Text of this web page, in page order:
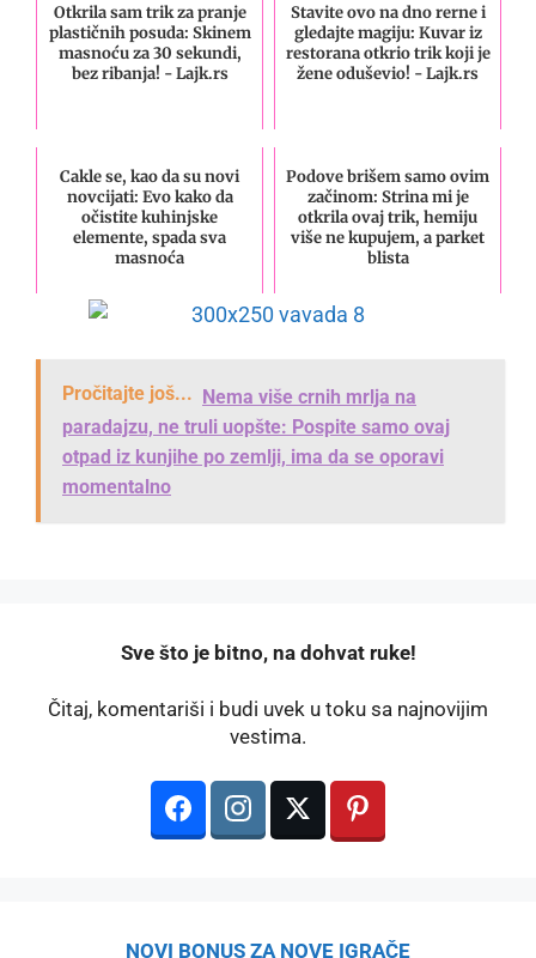
Otkrila sam trik za pranje
plastičnih posuda: Skinem
masnoću za 30 sekundi,
bez ribanja! - Lajk.rs
Stavite ovo na dno rerne i
gledajte magiju: Kuvar iz
restorana otkrio trik koji je
žene oduševio! - Lajk.rs
Cakle se, kao da su novi
novcijati: Evo kako da
očistite kuhinjske
elemente, spada sva
masnoća
Podove brišem samo ovim
začinom: Strina mi je
otkrila ovaj trik, hemiju
više ne kupujem, a parket
blista
Pročitajte još... Nema više crnih mrlja na
paradajzu, ne truli uopšte: Pospite samo ovaj
otpad iz kunjihe po zemlji, ima da se oporavi
momentalno
️Sve što je bitno, na dohvat ruke!
Čitaj, komentariši i budi uvek u toku sa najnovijim
vestima.
NOVI BONUS ZA NOVE IGRAČE